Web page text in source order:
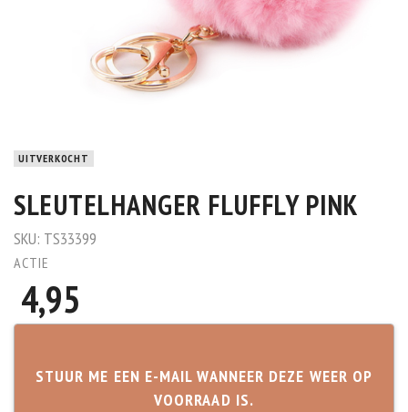
UITVERKOCHT
SLEUTELHANGER FLUFFLY PINK
SKU: TS33399
ACTIE
4,95
STUUR ME EEN E-MAIL WANNEER DEZE WEER OP
VOORRAAD IS.